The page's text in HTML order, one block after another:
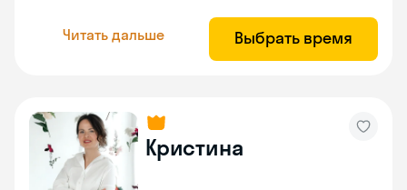
Читать дальше Выбрать время
Кристина